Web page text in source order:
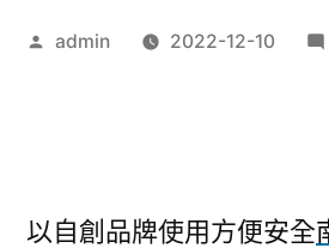
作
admin 2022-12-10
以自創品牌使用方便安全